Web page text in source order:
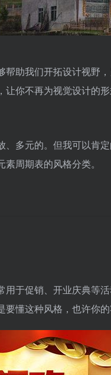
助我们开拓设计视野
你不再为视觉设计的形
多元的。但我可以肯
周期表的风格分类。
于促销、开业庆典等
懂这种风格，也许你的